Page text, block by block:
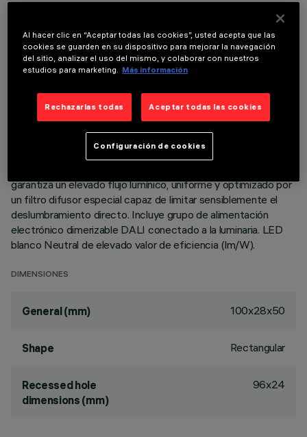
Luminaria miniaturizada empotrable rectangular de 5
elementos ópticos para lámparas LED - ópticas fijas con
termoplástico metalizado, integrados en posición retrasada
en el apantallamiento antideslumbramiento. Cuerpo principal
con superficie radiante de aluminio fundido a presión, versión
con marco perimetral de tope. Pese a las dimensiones
mínimas del producto, la combinación del acabado total
garantiza un elevado flujo lumínico, uniforme y optimizado por
un filtro difusor especial capaz de limitar sensiblemente el
deslumbramiento directo. Incluye grupo de alimentación
electrónico dimerizable DALI conectado a la luminaria. LED
blanco Neutral de elevado valor de eficiencia (lm/W).
DIMENSIONES
General (mm) 100x28x50
Shape Rectangular
Recessed hole
dimensions (mm)
96x24
Al hacer clic en “Aceptar todas las cookies”, usted acepta que las
cookies se guarden en su dispositivo para mejorar la navegación
del sitio, analizar el uso del mismo, y colaborar con nuestros
estudios para marketing. Más información
Rechazarlas todas Aceptar todas las cookies
Configuración de cookies